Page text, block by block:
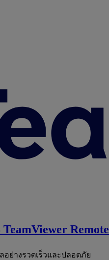
TeamViewer Remote
ย่างรวดเร็วและปลอดภัย